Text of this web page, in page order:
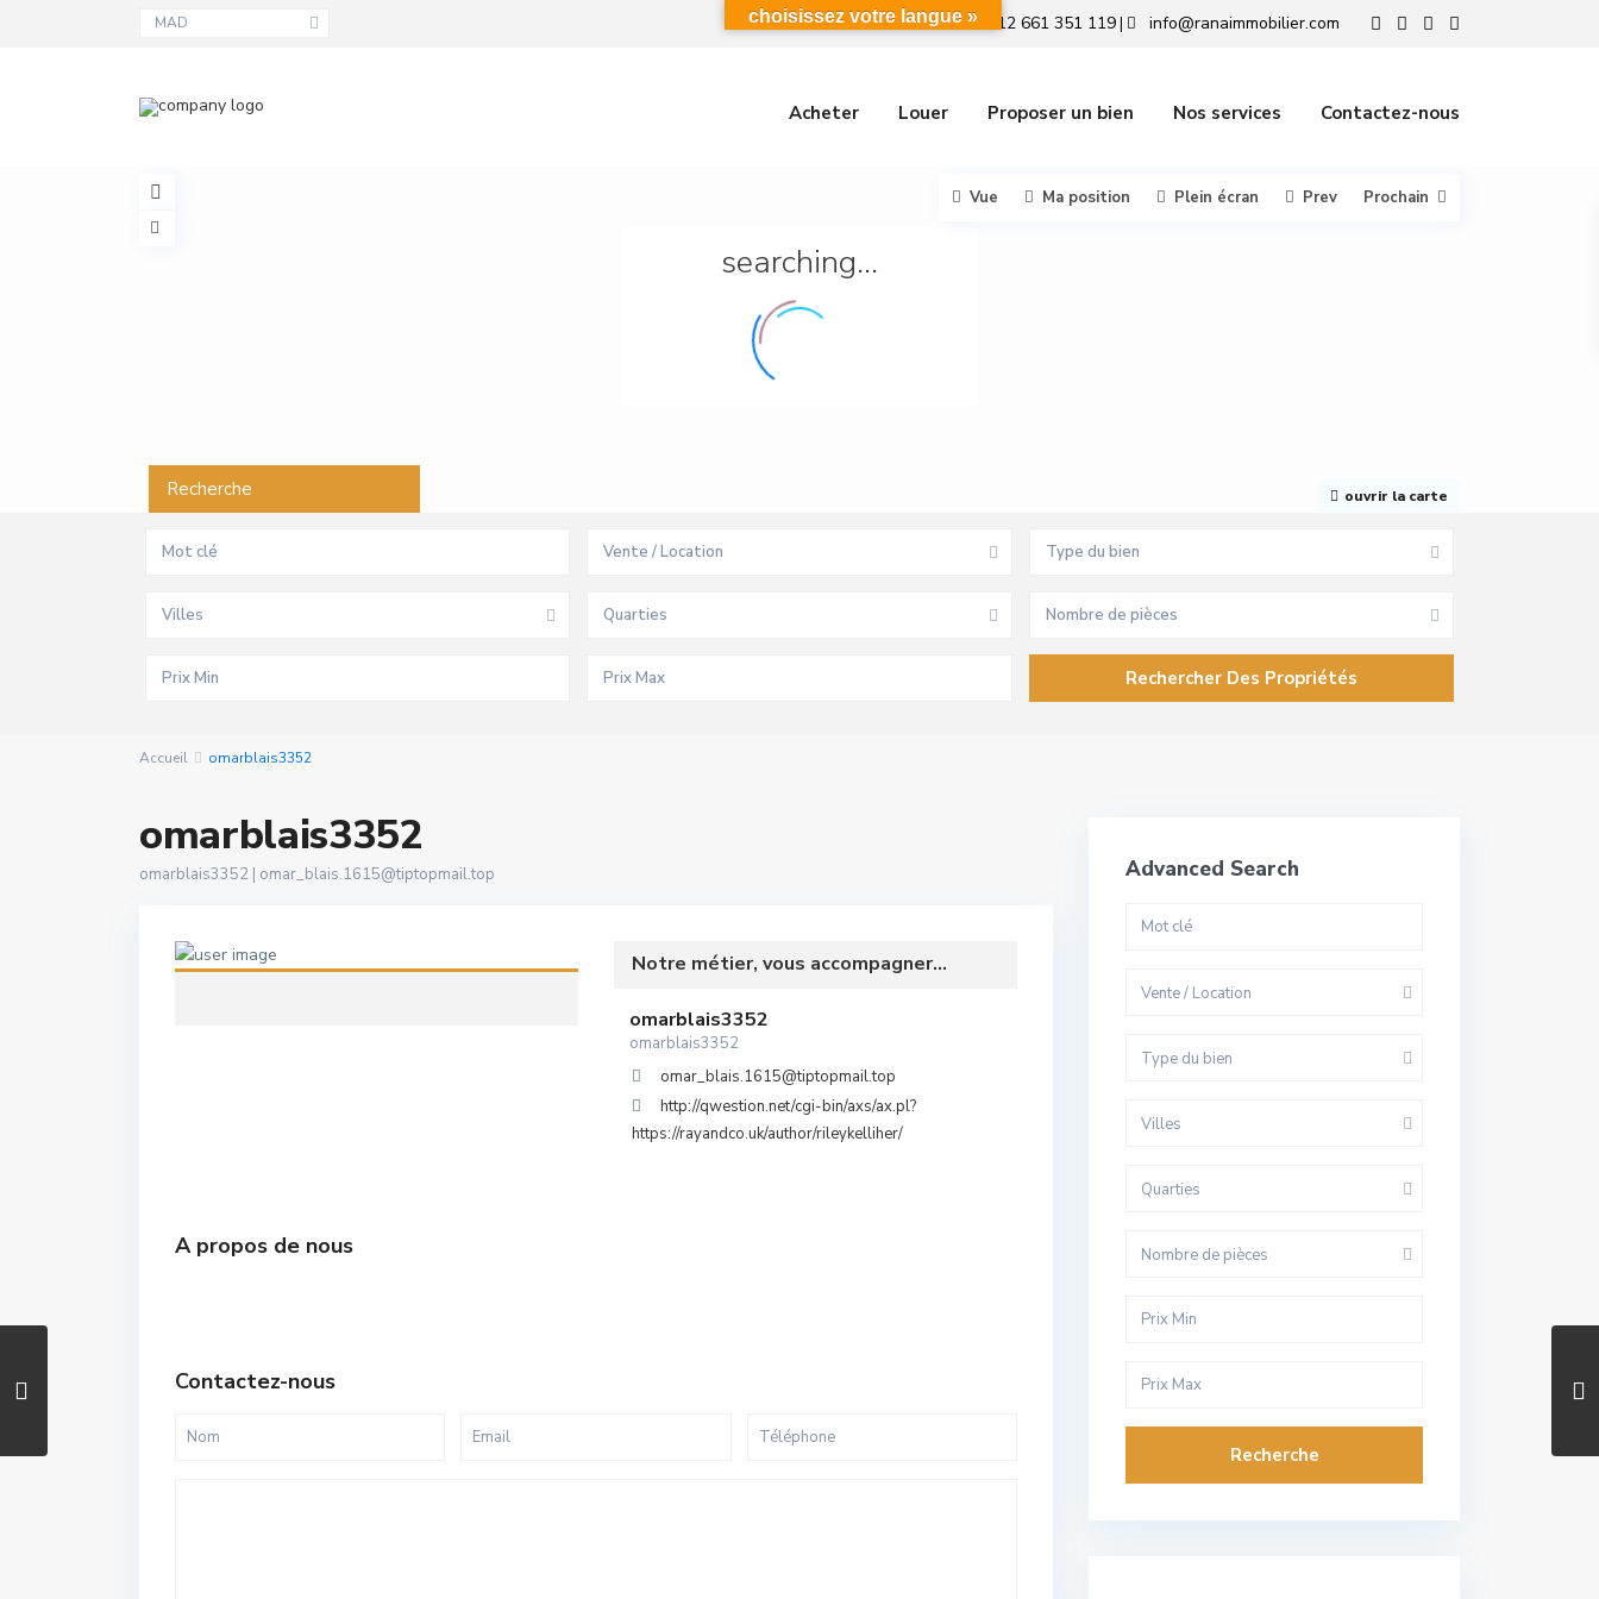
MAD +212 661 351 119| info@ranaimmobilier.com
Acheter Louer Proposer un bien Nos services Contactez-nous
searching...
ouvrir la carte
Vue Ma position Plein écran Prev Prochain
Recherche
Vente / Location Type du bien
Villes Quarties Nombre de pièces
Accueil omarblais3352
omarblais3352
omarblais3352 | omar_blais.1615@tiptopmail.top
Notre métier, vous accompagner...
omarblais3352
omarblais3352
omar_blais.1615@tiptopmail.top
http://qwestion.net/cgi-bin/axs/ax.pl?
https://rayandco.uk/author/rileykelliher/
A propos de nous
Contactez-nous
Advanced Search
Vente / Location
Type du bien
Villes
Quarties
Nombre de pièces
Recherche
choisissez votre langue »